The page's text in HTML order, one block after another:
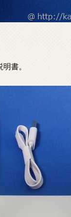
書。